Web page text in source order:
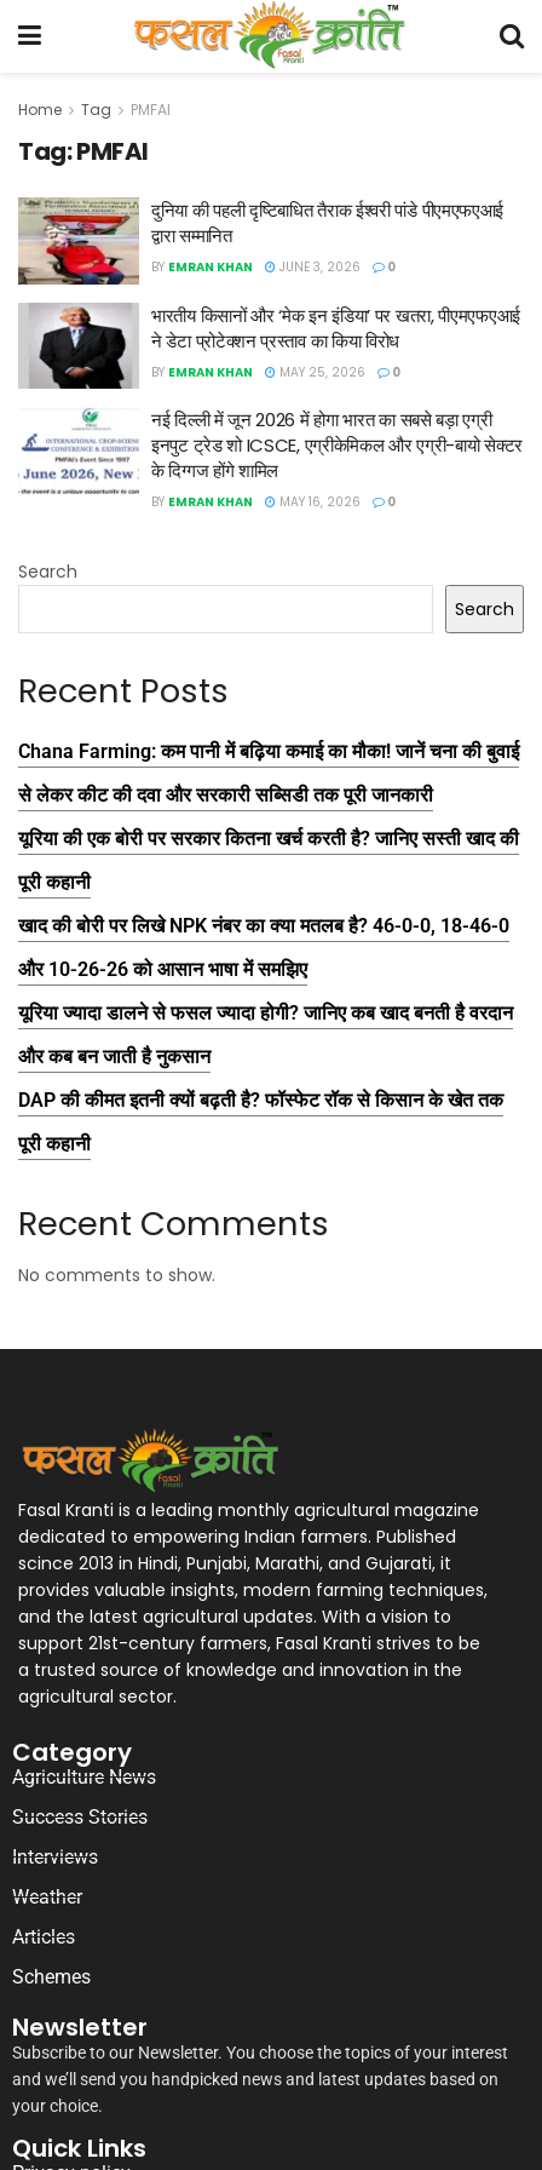
Home Tag PMFAI
Tag:PMFAI
दुनिया की पहली दृष्टिबाधित तैराक ईश्वरी पांडे पीएमएफएआई
द्वारा सम्मानित
BY EMRAN KHAN JUNE 3, 2026 0
भारतीय किसानों और ‘मेक इन इंडिया’ पर खतरा, पीएमएफएआई
ने डेटा प्रोटेक्शन प्रस्ताव का किया विरोध
BY EMRAN KHAN MAY 25, 2026 0
नई दिल्ली में जून 2026 में होगा भारत का सबसे बड़ा एग्री
इनपुट ट्रेड शो ICSCE, एग्रीकेमिकल और एग्री-बायो सेक्टर
के दिग्गज होंगे शामिल
BY EMRAN KHAN MAY 16, 2026 0
Search
Search
Recent Posts
Chana Farming: कम पानी में बढ़िया कमाई का मौका! जानें चना की बुवाई
से लेकर कीट की दवा और सरकारी सब्सिडी तक पूरी जानकारी
यूरिया की एक बोरी पर सरकार कितना खर्च करती है? जानिए सस्ती खाद की
पूरी कहानी
खाद की बोरी पर लिखे NPK नंबर का क्या मतलब है? 46-0-0, 18-46-0
और 10-26-26 को आसान भाषा में समझिए
यूरिया ज्यादा डालने से फसल ज्यादा होगी? जानिए कब खाद बनती है वरदान
और कब बन जाती है नुकसान
DAP की कीमत इतनी क्यों बढ़ती है? फॉस्फेट रॉक से किसान के खेत तक
पूरी कहानी
Recent Comments
No comments to show.
Fasal Kranti is a leading monthly agricultural magazine
dedicated to empowering Indian farmers. Published
scince 2013 in Hindi, Punjabi, Marathi, and Gujarati, it
provides valuable insights, modern farming techniques,
and the latest agricultural updates. With a vision to
support 21st-century farmers, Fasal Kranti strives to be
a trusted source of knowledge and innovation in the
agricultural sector.
Category
Agriculture News
Success Stories
Interviews
Weather
Articles
Schemes
Newsletter
Subscribe to our Newsletter. You choose the topics of your interest
and we’ll send you handpicked news and latest updates based on
your choice.
Quick Links